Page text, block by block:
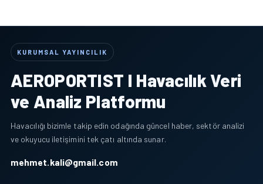
KURUMSAL YAYINCILIK
AEROPORTIST I Havacılık Veri
ve Analiz Platformu
Havacılığı bizimle takip edin odağında güncel haber, sektör analizi
ve okuyucu iletişimini tek çatı altında sunar.
mehmet.kali@gmail.com